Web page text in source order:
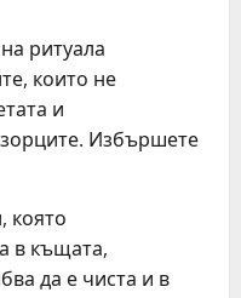
ритуала
които не
и
Избършете
която
в къщата,
да е чиста и в